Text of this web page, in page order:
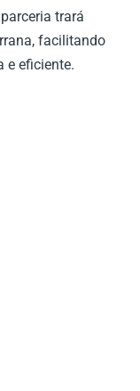
trará
facilitando
e eficiente.